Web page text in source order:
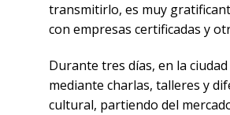
transmitirlo, es muy
con empresas certificadas y
Durante tres días, en la
mediante charlas, talleres y
cultural, partiendo del